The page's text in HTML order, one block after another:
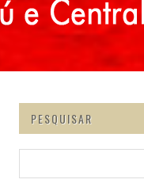
PESQUISAR